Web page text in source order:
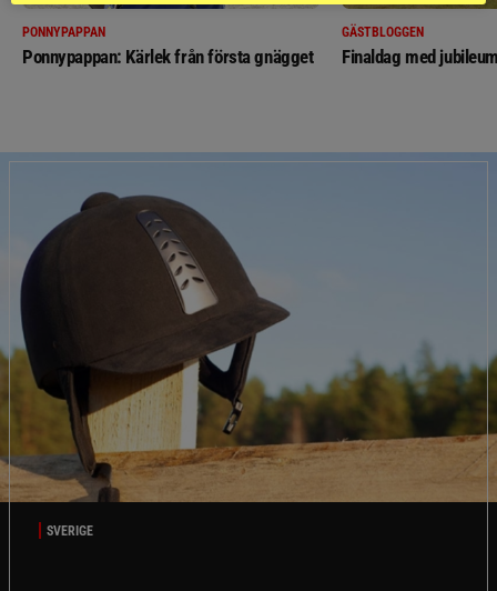
PONNYPAPPAN
Ponnypappan: Kärlek från första gnägget
GÄSTBLOGGEN
Finaldag med
SVERIGE